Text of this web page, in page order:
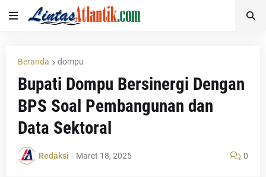
Beranda dompu
Bupati Dompu Bersinergi Dengan
BPS Soal Pembangunan dan
Data Sektoral
Redaksi - Maret 18, 2025 0